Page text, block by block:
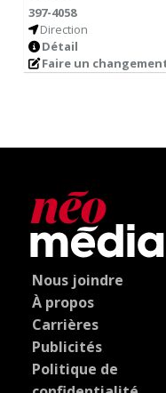
397-4058
Direction
Détail
Faire un
Nous joindre
À propos
Carrières
Publicités
Politique de